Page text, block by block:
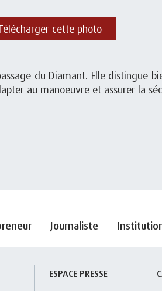
cette photo
du Diamant. Elle distingue
au manoeuvre et assurer la
Journaliste
ESPACE PRESSE